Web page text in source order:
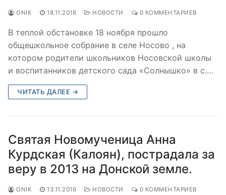
ONIK 18.11.2016 НОВОСТИ 0 КОММЕНТАРИЕВ
В теплой обстановке 18 ноября прошло
общешкольное собрание в селе Носово , на
котором родители школьников Носовской школы
и воспитанников детского сада «Солнышко» в с.…
ЧИТАТЬ ДАЛЕЕ →
Святая Новомученица Анна
Курдская (Калоян), пострадала за
веру в 2013 на Донской земле.
ONIK 13.11.2016 НОВОСТИ 0 КОММЕНТАРИЕВ